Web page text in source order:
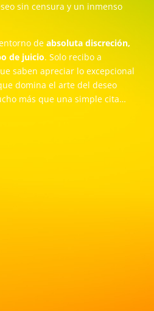
sin censura y un inmenso
deabsoluta discreción,
de juicio. Solo recibo a
saben apreciar lo excepcional
domina el arte del deseo
más que una simple cita…